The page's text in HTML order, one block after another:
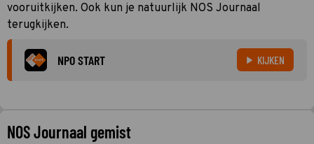
vooruitkijken. Ook kun je natuurlijk NOS Journaal
terugkijken.
NPO START KIJKEN
NOS Journaal gemist